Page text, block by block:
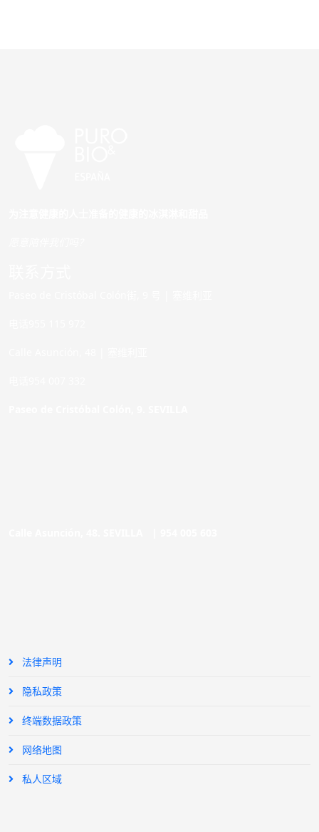
法律声明
隐私政策
终端数据政策
网络地图
私人区域